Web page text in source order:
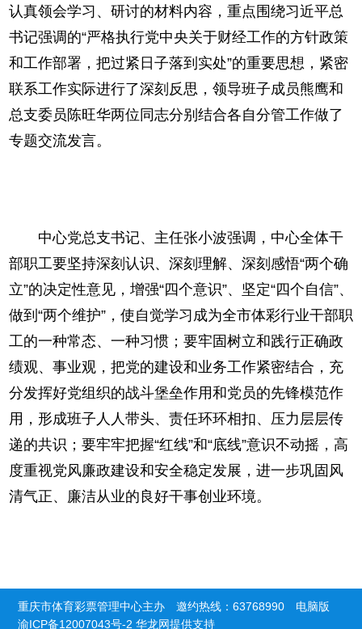
认真领会学习、研讨的材料内容，重点围绕习近平总
书记强调的“严格执行党中央关于财经工作的方针政策
和工作部署，把过紧日子落到实处”的重要思想，紧密
联系工作实际进行了深刻反思，领导班子成员熊鹰和
总支委员陈旺华两位同志分别结合各自分管工作做了
专题交流发言。
中心党总支书记、主任张小波强调，中心全体干
部职工要坚持深刻认识、深刻理解、深刻感悟“两个确
立”的决定性意见，增强“四个意识”、坚定“四个自信”、
做到“两个维护”，使自觉学习成为全市体彩行业干部职
工的一种常态、一种习惯；要牢固树立和践行正确政
绩观、事业观，把党的建设和业务工作紧密结合，充
分发挥好党组织的战斗堡垒作用和党员的先锋模范作
用，形成班子人人带头、责任环环相扣、压力层层传
递的共识；要牢牢把握“红线”和“底线”意识不动摇，高
度重视党风廉政建设和安全稳定发展，进一步巩固风
清气正、廉洁从业的良好干事创业环境。
重庆市体育彩票管理中心主办 邀约热线：63768990 电脑版
渝ICP备12007043号-2 华龙网提供支持